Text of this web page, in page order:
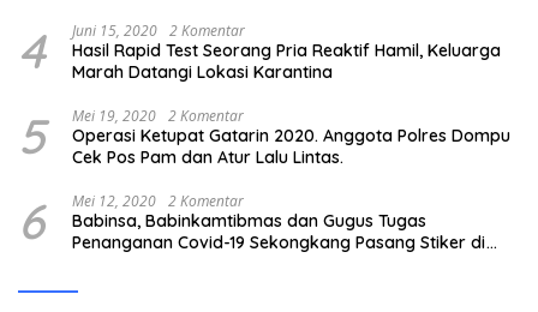
4 Juni 15, 2020 2 Komentar
Hasil Rapid Test Seorang Pria Reaktif Hamil, Keluarga
Marah Datangi Lokasi Karantina
5 Mei 19, 2020 2 Komentar
Operasi Ketupat Gatarin 2020. Anggota Polres Dompu
Cek Pos Pam dan Atur Lalu Lintas.
6 Mei 12, 2020 2 Komentar
Babinsa, Babinkamtibmas dan Gugus Tugas
Penanganan Covid-19 Sekongkang Pasang Stiker di